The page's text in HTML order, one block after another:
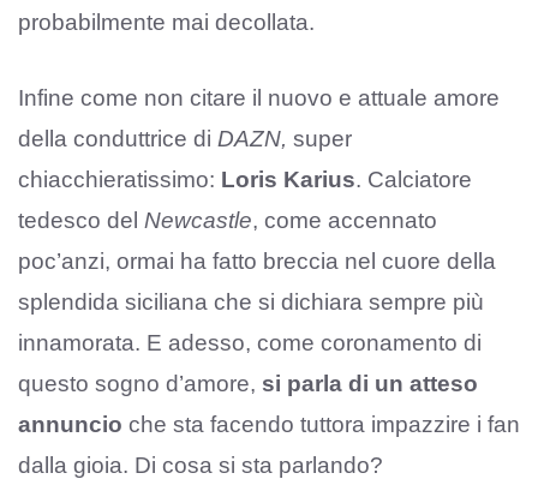
probabilmente mai decollata.
Infine come non citare il nuovo e attuale amore
della conduttrice di DAZN, super
chiacchieratissimo: Loris Karius. Calciatore
tedesco del Newcastle, come accennato
poc’anzi, ormai ha fatto breccia nel cuore della
splendida siciliana che si dichiara sempre più
innamorata. E adesso, come coronamento di
questo sogno d’amore, si parla di un atteso
annuncio che sta facendo tuttora impazzire i fan
dalla gioia. Di cosa si sta parlando?